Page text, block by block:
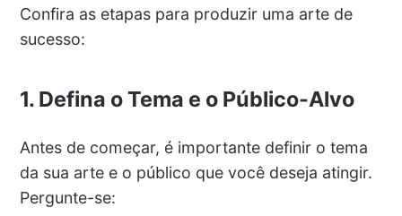
Confira as etapas para produzir uma arte de
sucesso:
1. Defina o Tema e o Público-Alvo
Antes de começar, é importante definir o tema
da sua arte e o público que você deseja atingir.
Pergunte-se: